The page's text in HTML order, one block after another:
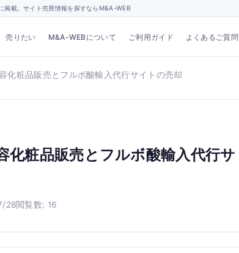
掲載。サイト売買情報を探すならM&A-WEB
売りたい M&A-WEBについて ご利用ガイド よくあるご質問
化粧品販売とフルボ酸輸入代行サイトの売却
化粧品販売とフルボ酸輸入代行サ
28閲覧数: 16